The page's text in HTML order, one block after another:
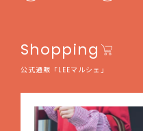
Shopping
公式通販「LEEマルシェ」